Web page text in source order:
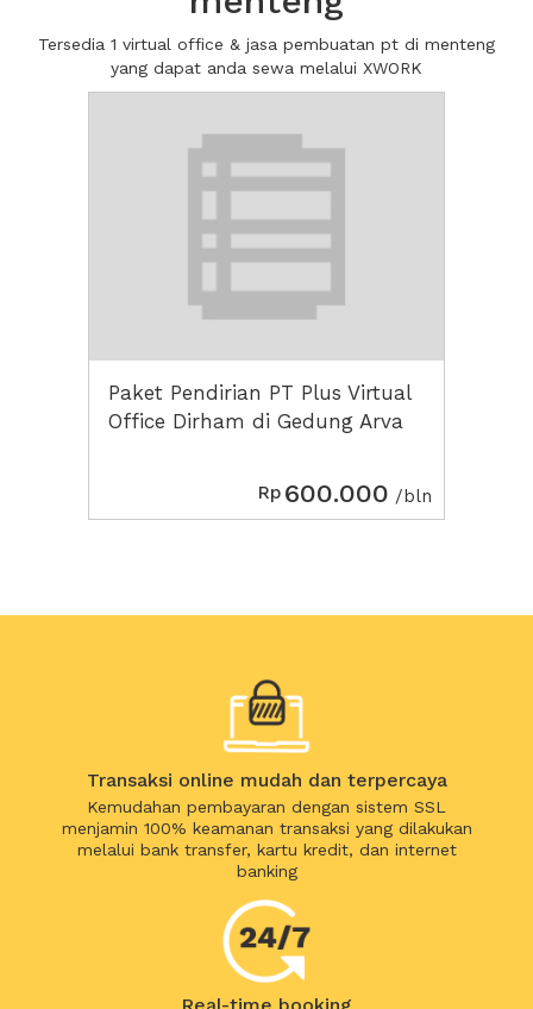
Tersedia 1 virtual office & jasa pembuatan pt di menteng
yang dapat anda sewa melalui XWORK
Paket Pendirian PT Plus Virtual
Office Dirham di Gedung Arva
Rp 600.000 /bln
Transaksi online mudah dan terpercaya
Kemudahan pembayaran dengan sistem SSL
menjamin 100% keamanan transaksi yang dilakukan
melalui bank transfer, kartu kredit, dan internet
banking